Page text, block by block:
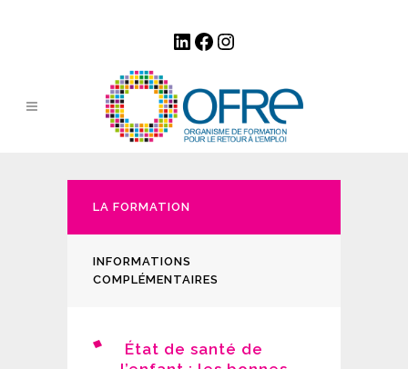
LinkedIn
Facebook
Instagram
LA FORMATION
INFORMATIONS
COMPLÉMENTAIRES
État de santé de